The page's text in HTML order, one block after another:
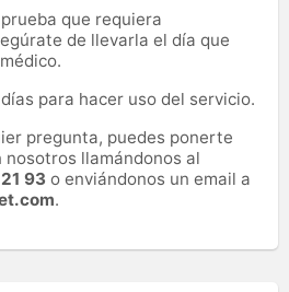
que requiera
de llevarla el día que
para hacer uso del servicio.
pregunta, puedes ponerte
llamándonos al
93 o enviándonos un email a
.